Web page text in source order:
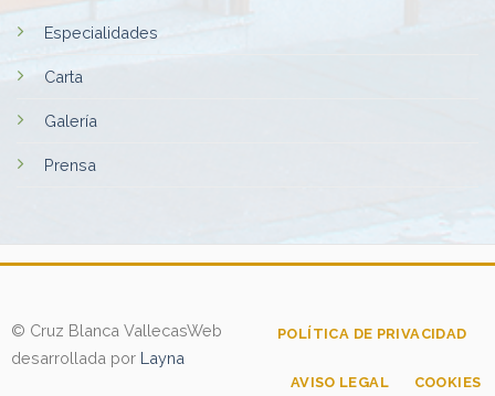
Especialidades
Carta
Galería
Prensa
© Cruz Blanca VallecasWeb
desarrollada por Layna
POLÍTICA DE PRIVACIDAD
AVISO LEGAL COOKIES